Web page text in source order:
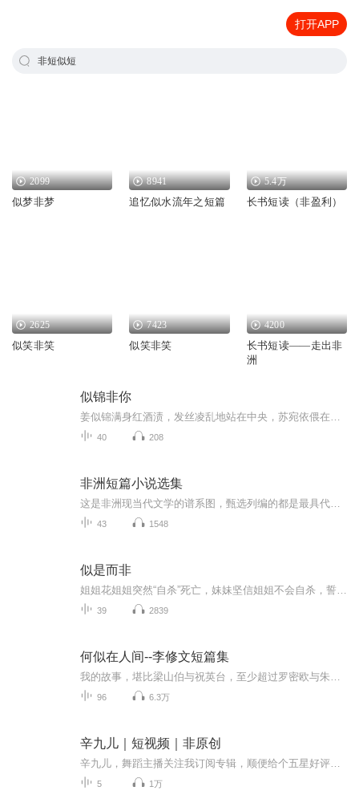
打开APP
非短似短
2099
似梦非梦
8941
追忆似水流年之短篇
5.4万
长书短读（非盈利）
2625
似笑非笑
7423
似笑非笑
4200
长书短读——走出非
洲
似锦非你
40 208
非洲短篇小说选集
43 1548
似是而非
39 2839
何似在人间--李修文短篇集
96 6.3万
辛九儿｜短视频｜非原创
5 1万